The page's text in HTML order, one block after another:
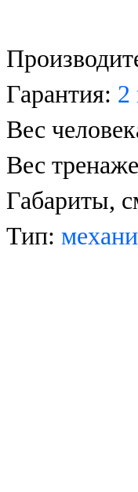
Гарантия: 2
Вес
Вес
Габариты,
Тип: